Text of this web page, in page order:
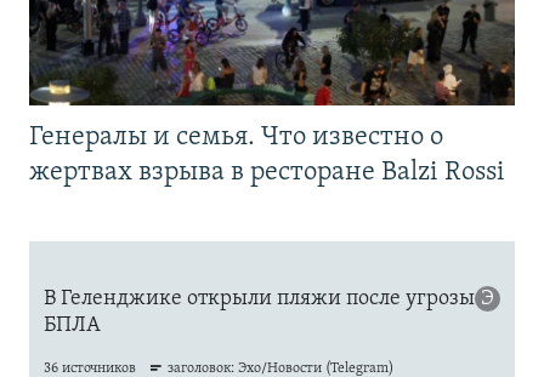
Генералы и семья. Что известно о
жертвах взрыва в ресторане Balzi Rossi